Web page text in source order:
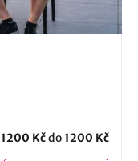
1200 Kčdo1200 Kč